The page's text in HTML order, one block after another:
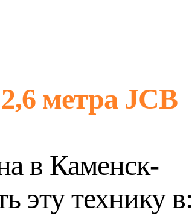
метра JCB
в Каменск-
эту технику в: